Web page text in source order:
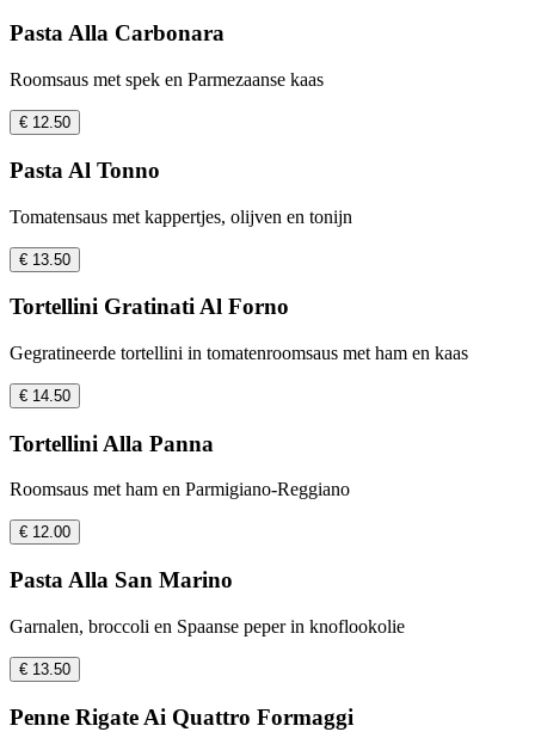
Pasta Alla Carbonara
Roomsaus met spek en Parmezaanse kaas
€ 12.50
Pasta Al Tonno
Tomatensaus met kappertjes, olijven en tonijn
€ 13.50
Tortellini Gratinati Al Forno
Gegratineerde tortellini in tomatenroomsaus met ham en kaas
€ 14.50
Tortellini Alla Panna
Roomsaus met ham en Parmigiano-Reggiano
€ 12.00
Pasta Alla San Marino
Garnalen, broccoli en Spaanse peper in knoflookolie
€ 13.50
Penne Rigate Ai Quattro Formaggi